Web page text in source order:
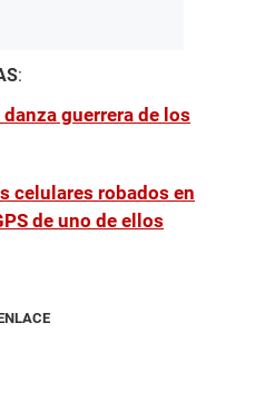
:
guerrera de los
celulares robados en
de uno de ellos